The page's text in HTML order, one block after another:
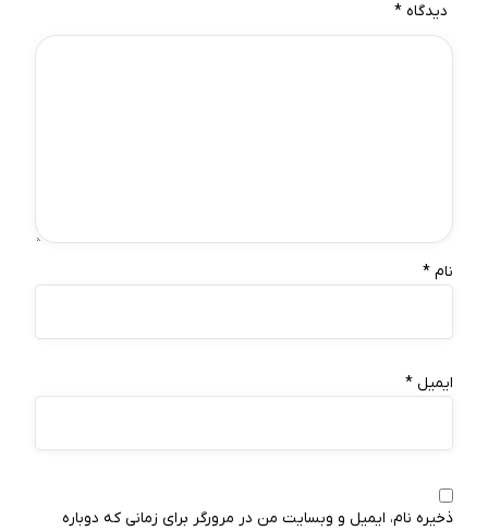
دیدگاه *
نام *
ایمیل *
ذخیره نام، ایمیل و وبسایت من در مرورگر برای زمانی که دوباره